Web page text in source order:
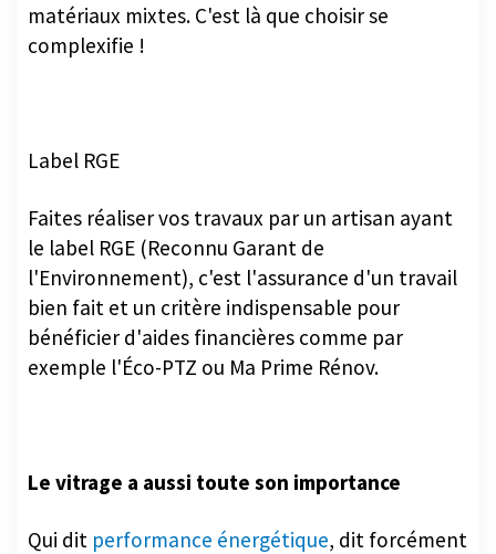
matériaux mixtes. C'est là que choisir se
complexifie !
Label RGE
Faites réaliser vos travaux par un artisan ayant
le label RGE (Reconnu Garant de
l'Environnement), c'est l'assurance d'un travail
bien fait et un critère indispensable pour
bénéficier d'aides financières comme par
exemple l'Éco-PTZ ou Ma Prime Rénov.
Le vitrage a aussi toute son importance
Qui dit performance énergétique, dit forcément